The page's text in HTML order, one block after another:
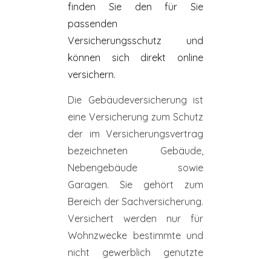
finden Sie den für Sie
passenden
Versicherungsschutz und
können sich direkt online
versichern.
Die Gebäudeversicherung ist
eine Versicherung zum Schutz
der im Versicherungsvertrag
bezeichneten Gebäude,
Nebengebäude sowie
Garagen. Sie gehört zum
Bereich der Sachversicherung.
Versichert werden nur für
Wohnzwecke bestimmte und
nicht gewerblich genutzte